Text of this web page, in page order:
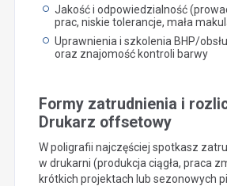
Jakość i odpowiedzialność
prac, niskie tolerancje, mała
Uprawnienia i szkolenia BHP/
oraz znajomość kontroli barwy
Formy zatrudnienia i
Drukarz offsetowy
W poligrafii najczęściej spotkasz
w drukarni (produkcja ciągła, praca
krótkich projektach lub sezonowych